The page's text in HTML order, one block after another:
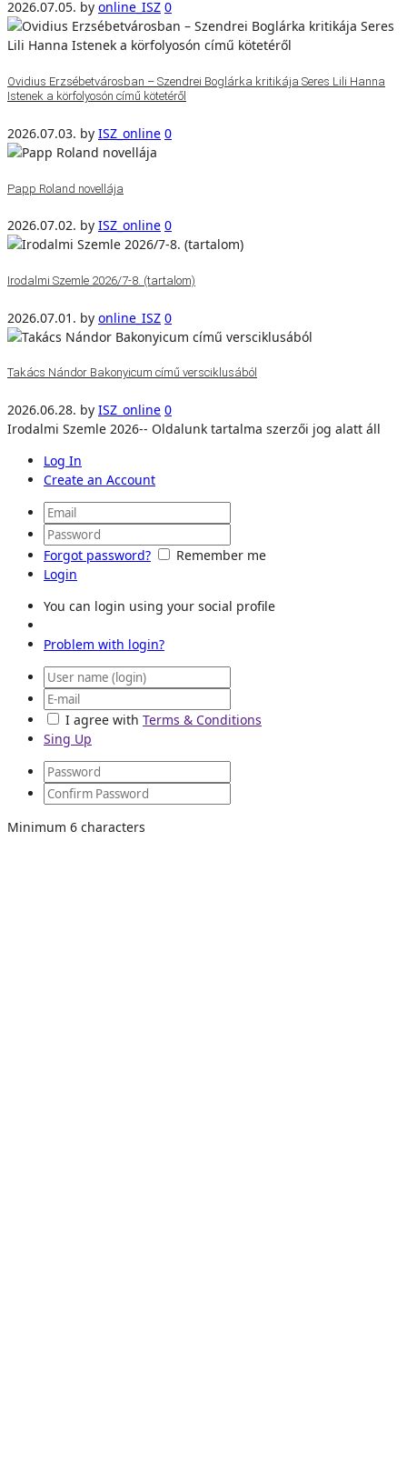
2026.07.05. by online_ISZ 0
Ovidius Erzsébetvárosban – Szendrei Boglárka kritikája Seres Lili Hanna
Istenek a körfolyosón című kötetéről
2026.07.03. by ISZ_online 0
Papp Roland novellája
2026.07.02. by ISZ_online 0
Irodalmi Szemle 2026/7-8. (tartalom)
2026.07.01. by online_ISZ 0
Takács Nándor Bakonyicum című versciklusából
2026.06.28. by ISZ_online 0
Irodalmi Szemle 2026-- Oldalunk tartalma szerzői jog alatt áll
Log In
Create an Account
Forgot password?
Remember me
Login
You can login using your social profile
Problem with login?
I agree with Terms & Conditions
Sing Up
Minimum 6 characters